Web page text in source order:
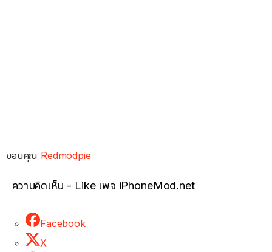
ขอบคุณ Redmodpie
ความคิดเห็น - Like เพจ iPhoneMod.net
Facebook
X